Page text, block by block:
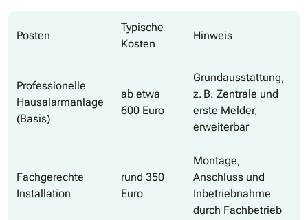
Posten
Typische
Kosten
Hinweis
Professionelle
Hausalarmanlage
(Basis)
ab etwa
600 Euro
Grundausstattung,
z. B. Zentrale und
erste Melder,
erweiterbar
Fachgerechte
Installation
rund 350
Euro
Montage,
Anschluss und
Inbetriebnahme
durch Fachbetrieb